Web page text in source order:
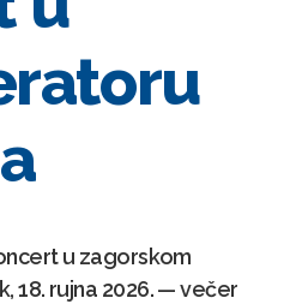
u zagorskom
18. rujna 2026. — večer